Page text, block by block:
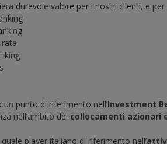
durevole valore per i nostri clienti, e per
un punto di riferimento nell’Investment
nell’ambito dei collocamenti azionari
player italiano di riferimento nell’